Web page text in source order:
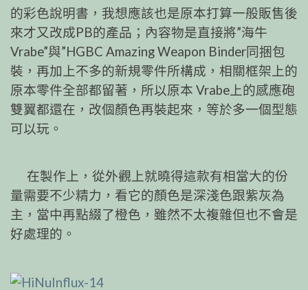
的彩色說明書，我想應該也是原本打算一般販售後
來才又改成PB的產品；內容物是直接將”海牛
Vrabe”與”HGBC Amazing Weapon Binder同捆包
裝，再加上不多的新規零件所構成，相關框架上的
原本零件全部都留著，所以原本 Vrabe上的感應砲
雙翼都還在，改個顏色再裝起來，等於多一個型態
可以玩。
在製作上，從外觀上就曉得這款有相當大的份
量需要不少精力，看它的顏色是深淺色跟紫灰為
主，當中再點綴了橙色，雖然不太複雜但也不會是
好處理的。